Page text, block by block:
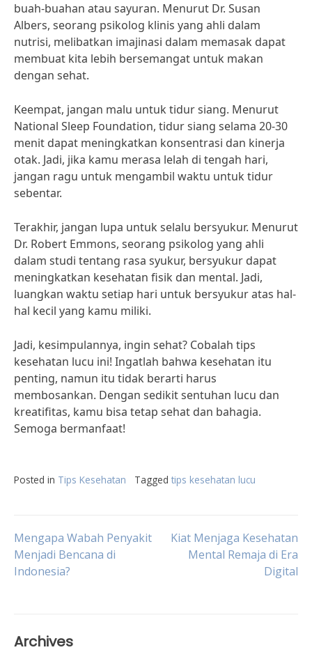
buah-buahan atau sayuran. Menurut Dr. Susan
Albers, seorang psikolog klinis yang ahli dalam
nutrisi, melibatkan imajinasi dalam memasak dapat
membuat kita lebih bersemangat untuk makan
dengan sehat.
Keempat, jangan malu untuk tidur siang. Menurut
National Sleep Foundation, tidur siang selama 20-30
menit dapat meningkatkan konsentrasi dan kinerja
otak. Jadi, jika kamu merasa lelah di tengah hari,
jangan ragu untuk mengambil waktu untuk tidur
sebentar.
Terakhir, jangan lupa untuk selalu bersyukur. Menurut
Dr. Robert Emmons, seorang psikolog yang ahli
dalam studi tentang rasa syukur, bersyukur dapat
meningkatkan kesehatan fisik dan mental. Jadi,
luangkan waktu setiap hari untuk bersyukur atas hal-
hal kecil yang kamu miliki.
Jadi, kesimpulannya, ingin sehat? Cobalah tips
kesehatan lucu ini! Ingatlah bahwa kesehatan itu
penting, namun itu tidak berarti harus
membosankan. Dengan sedikit sentuhan lucu dan
kreatifitas, kamu bisa tetap sehat dan bahagia.
Semoga bermanfaat!
Posted in Tips Kesehatan Tagged tips kesehatan lucu
Post
navigation
Mengapa Wabah Penyakit
Menjadi Bencana di
Indonesia?
Kiat Menjaga Kesehatan
Mental Remaja di Era
Digital
Archives